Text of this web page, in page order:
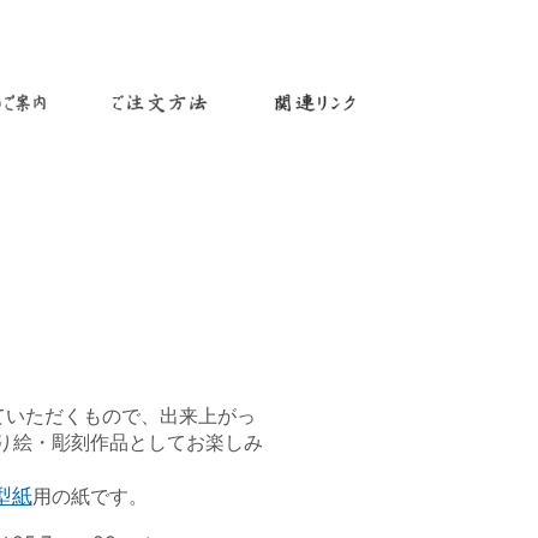
ただくもので、出来上がっ
絵・彫刻作品としてお楽しみ
紙用の紙です。